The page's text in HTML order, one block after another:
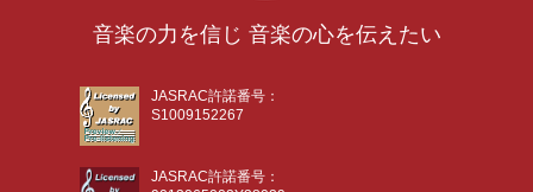
音楽の力を信じ 音楽の心を伝えたい
JASRAC許諾番号：
S1009152267
JASRAC許諾番号：